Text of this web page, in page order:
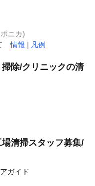
ニカ)
て情報 | 凡例
除/クリニックの清
清掃スタッフ募集/
ガイド